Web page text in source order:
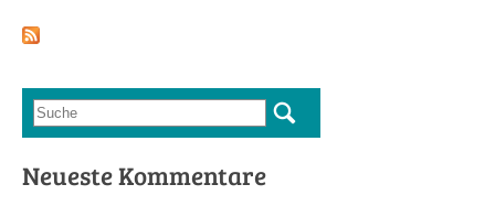
Suchformular
Suche
Neueste Kommentare